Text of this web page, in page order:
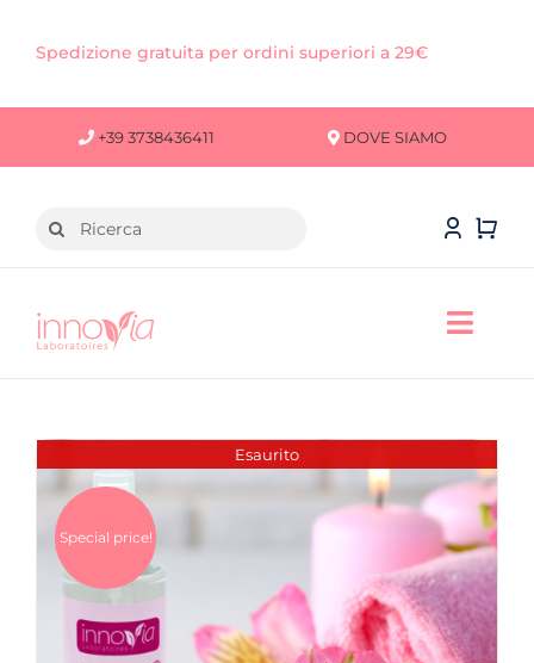
Spedizione gratuita per ordini superiori a 29€
+39 3738436411 DOVE SIAMO
Cerca
CAPELLI
FITOTERAPICI
SOLARI
Esaurito
Special price!